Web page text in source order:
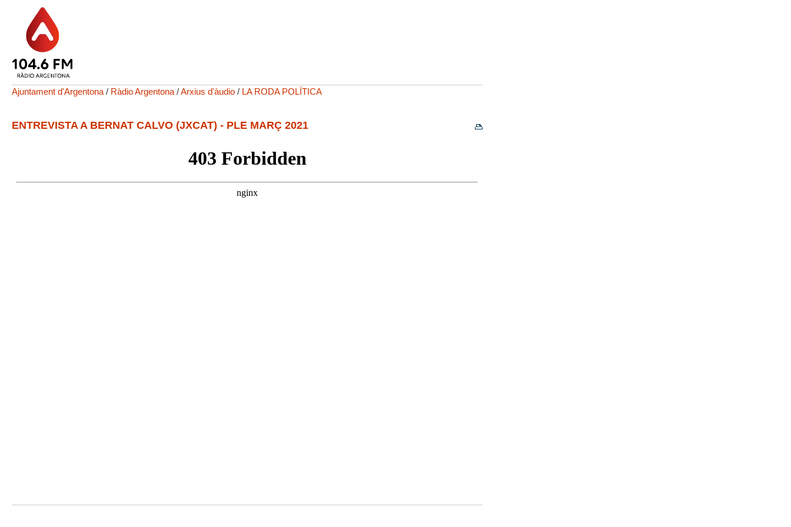
Ajuntament d'Argentona / Ràdio Argentona /Arxius d'àudio / LA RODA POLÍTICA
ENTREVISTA A BERNAT CALVO (JXCAT) - PLE MARÇ 2021